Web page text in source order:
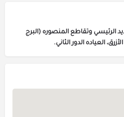
الرئيسي وتقاطع المنصوره (البرج
العياده الدور الثاني.